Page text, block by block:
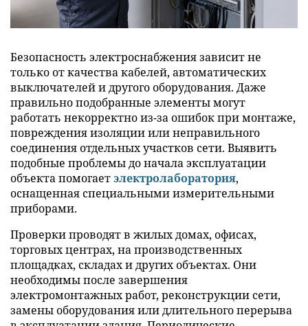
Безопасность электроснабжения зависит не
только от качества кабелей, автоматических
выключателей и другого оборудования. Даже
правильно подобранные элементы могут
работать некорректно из-за ошибок при монтаже,
повреждения изоляции или неправильного
соединения отдельных участков сети. Выявить
подобные проблемы до начала эксплуатации
объекта помогаетэлектролаборатория,
оснащенная специальными измерительными
приборами.
Проверки проводят в жилых домах, офисах,
торговых центрах, на производственных
площадках, складах и других объектах. Они
необходимы после завершения
электромонтажных работ, реконструкции сети,
замены оборудования или длительного перерыва